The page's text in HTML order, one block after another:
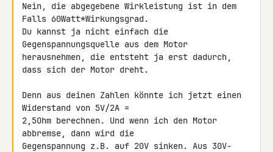
Nein, die abgegebene Wirkleistung ist in dem
Falls 60Watt*Wirkungsgrad.
Du kannst ja nicht einfach die
Gegenspannungsquelle aus dem Motor
herausnehmen, die entsteht ja erst dadurch,
dass sich der Motor dreht.
Denn aus deinen Zahlen könnte ich jetzt einen
Widerstand von 5V/2A =
2,5Ohm berechnen. Und wenn ich den Motor
abbremse, dann wird die
Gegenspannung z.B. auf 20V sinken. Aus 30V-